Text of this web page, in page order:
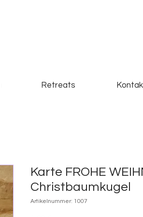
Retreats
Karte FROHE
Christbaumkugel
Artikelnummer: 1007